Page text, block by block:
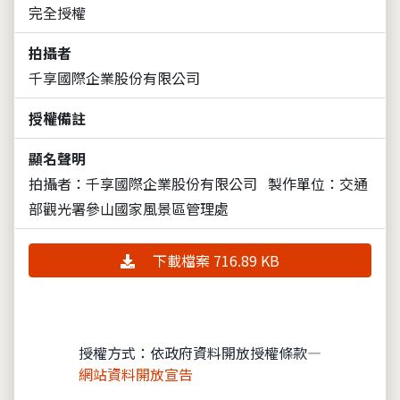
完全授權
拍攝者
千享國際企業股份有限公司
授權備註
顯名聲明
拍攝者：千享國際企業股份有限公司 製作單位：交通
部觀光署參山國家風景區管理處
下載檔案 716.89 KB
授權方式：依政府資料開放授權條款—
網站資料開放宣告